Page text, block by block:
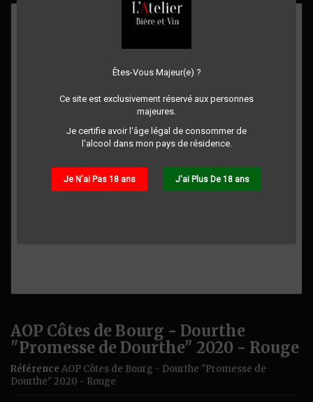
Êtes-Vous Majeur(e) ?
Ce site est exclusivement réservé aux personnes
majeures.
Je certifie avoir l'âge légal de consommer de
l'alcool dans mon pays de résidence.
Je N'ai Pas 18 ans J'ai Plus De 18 ans
AOP Côtes de Bourg - Dourthe
"Promesse de Dourthe" 2020 - Rouge
Référence AOP Côtes de Bourg - Dourthe "Promesse de
Dourthe" 2020 - Rouge